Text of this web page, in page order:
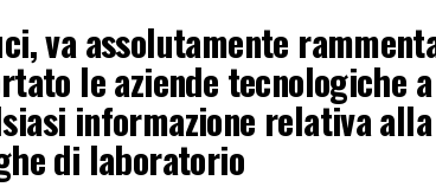
va assolutamente
le aziende tecnologiche a
informazione relativa alla
di laboratorio